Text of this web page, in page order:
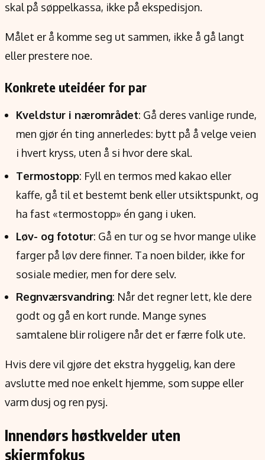
skal på søppelkassa, ikke på ekspedisjon.
Målet er å komme seg ut sammen, ikke å gå langt
eller prestere noe.
Konkrete uteidéer for par
Kveldstur i nærområdet: Gå deres vanlige runde,
men gjør én ting annerledes: bytt på å velge veien
i hvert kryss, uten å si hvor dere skal.
Termostopp: Fyll en termos med kakao eller
kaffe, gå til et bestemt benk eller utsiktspunkt, og
ha fast «termostopp» én gang i uken.
Løv- og fototur: Gå en tur og se hvor mange ulike
farger på løv dere finner. Ta noen bilder, ikke for
sosiale medier, men for dere selv.
Regnværsvandring: Når det regner lett, kle dere
godt og gå en kort runde. Mange synes
samtalene blir roligere når det er færre folk ute.
Hvis dere vil gjøre det ekstra hyggelig, kan dere
avslutte med noe enkelt hjemme, som suppe eller
varm dusj og ren pysj.
Innendørs høstkvelder uten
skjermfokus